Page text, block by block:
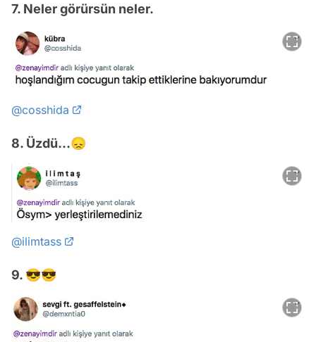
7. Neler görürsün neler.
@cosshida
8. Üzdü...😞
@ilimtass
9. 😎😎